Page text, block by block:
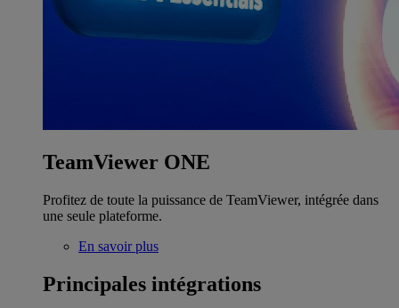
TeamViewer ONE
Profitez de toute la puissance de TeamViewer, intégrée dans
une seule plateforme.
En savoir plus
Principales intégrations